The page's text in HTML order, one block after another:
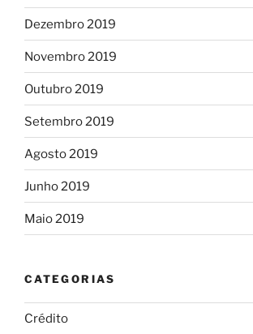
Dezembro 2019
Novembro 2019
Outubro 2019
Setembro 2019
Agosto 2019
Junho 2019
Maio 2019
CATEGORIAS
Crédito